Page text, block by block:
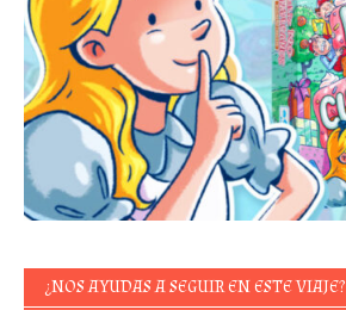
¿NOS AYUDAS A SEGUIR EN ESTE VIAJE?